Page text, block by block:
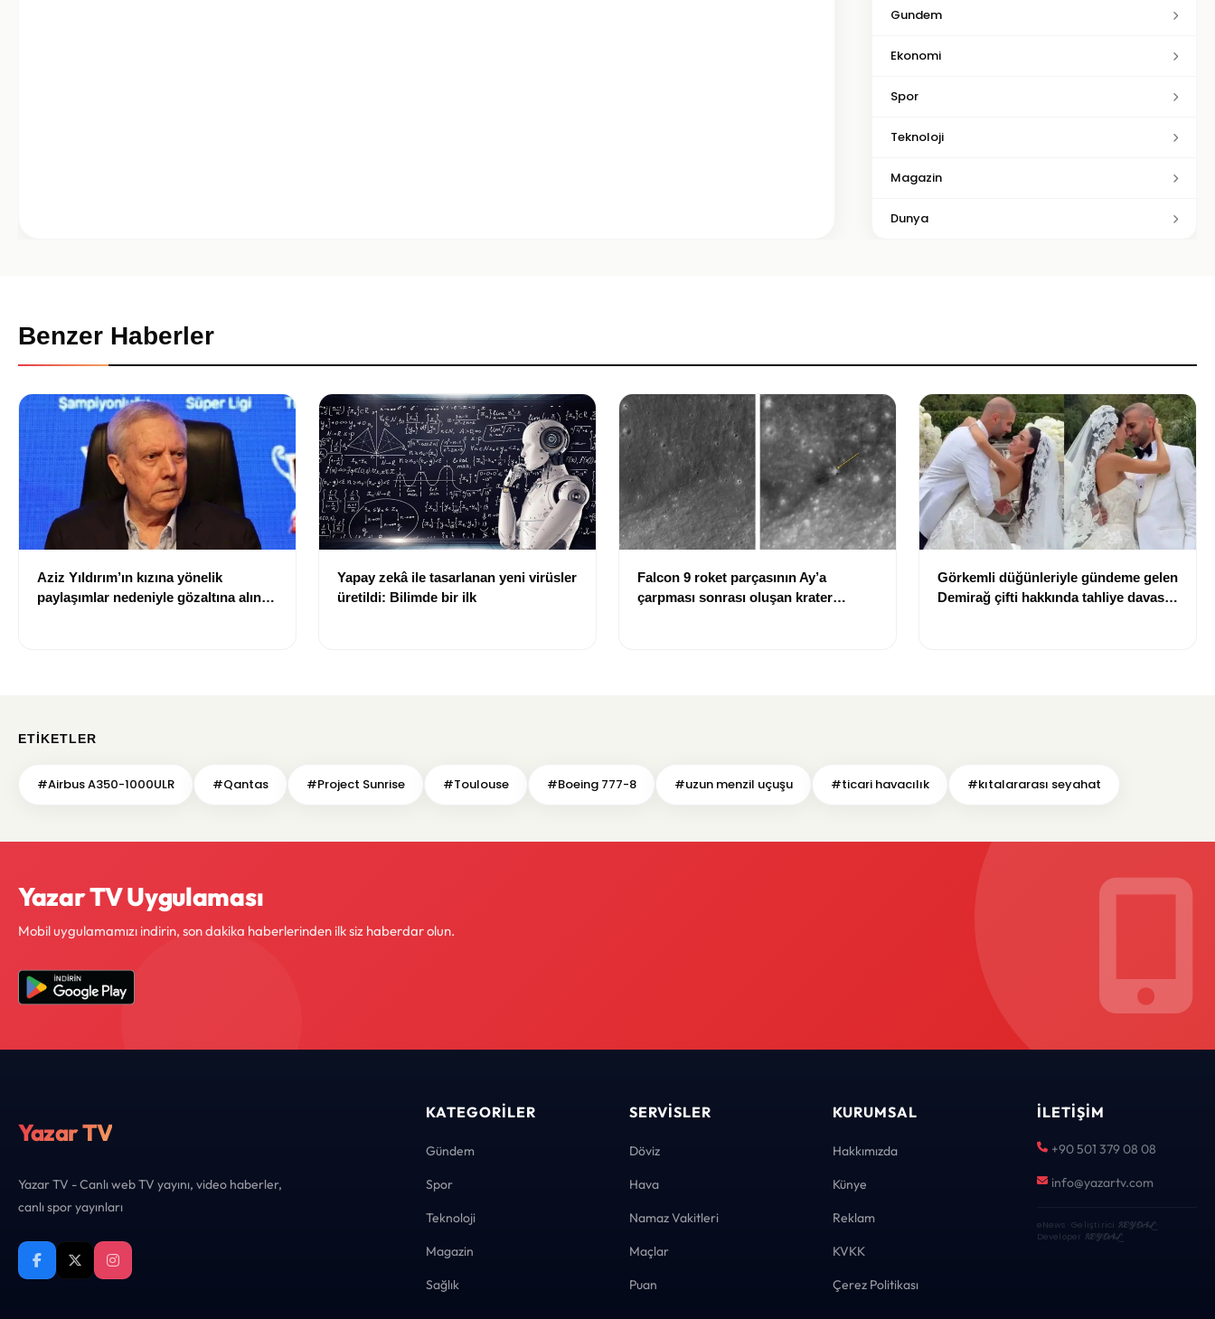
Gundem
Ekonomi
Spor
Teknoloji
Magazin
Dunya
Benzer Haberler
Aziz Yıldırım’ın kızına yönelik
paylaşımlar nedeniyle gözaltına alınan
Yapay zekâ ile tasarlanan yeni virüsler
üretildi: Bilimde bir ilk
Falcon 9 roket parçasının Ay’a
çarpması sonrası oluşan krater
Görkemli düğünleriyle gündeme gelen
Demirağ çifti hakkında tahliye davası
ETIKETLER
#Airbus A350-1000ULR #Qantas #Project Sunrise #Toulouse #Boeing 777-8 #uzun menzil uçuşu #ticari havacılık #kıtalararası seyahat
Yazar TV Uygulaması
Mobil uygulamamızı indirin, son dakika haberlerinden ilk siz haberdar olun.
Yazar TV
Yazar TV - Canlı web TV yayını, video haberler,
canlı spor yayınları
KATEGORILER
Gündem
Spor
Teknoloji
Magazin
Sağlık
SERVISLER
Döviz
Hava
Namaz Vakitleri
Maçlar
Puan
KURUMSAL
Hakkımızda
Künye
Reklam
KVKK
Çerez Politikası
İLETIŞIM
+90 501 379 08 08
info@yazartv.com
eNews · Geliştirici KEYDAL·
Developer KEYDAL